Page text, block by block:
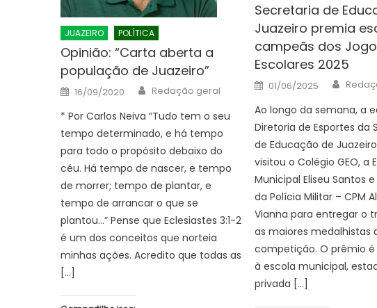
JUAZEIRO POLÍTICA
Opinião: “Carta aberta a
população de Juazeiro”
Posted
on
16/09/2020 Author
Redação geral
* Por Carlos Neiva “Tudo tem o seu
tempo determinado, e há tempo
para todo o propósito debaixo do
céu. Há tempo de nascer, e tempo
de morrer; tempo de plantar, e
tempo de arrancar o que se
plantou…” Pense que Eclesiastes 3:1-2
é um dos conceitos que norteia
minhas ações. Acredito que todas as
[…]
Secretaria de
Juazeiro premia
campeãs dos
Escolares 2025
Posted
on
01/06/2025 Author
Ao longo da semana, a
Diretoria de Esportes da
de Educação de
visitou o Colégio GEO, a
Municipal Eliseu Santos
da Polícia Militar – CPM
Vianna para entregar o
as maiores medalhistas
competição. O prêmio
à escola municipal,
privada […]